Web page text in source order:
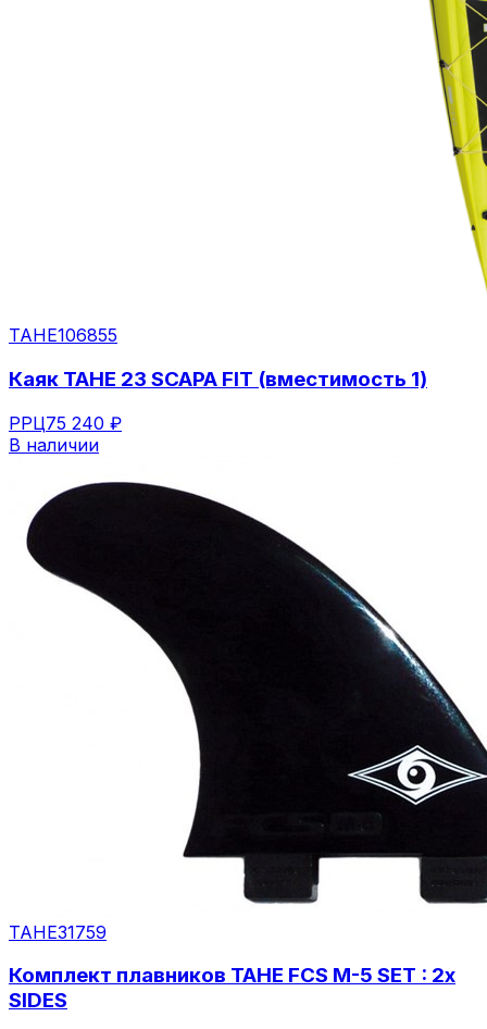
TAHE106855
Каяк TAHE 23 SCAPA FIT (вместимость 1)
РРЦ75 240 ₽
В наличии
TAHE31759
Комплект плавников TAHE FCS M-5 SET : 2x
SIDES